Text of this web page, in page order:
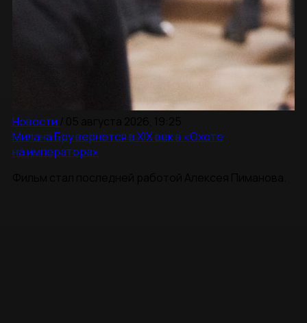
Новости
Милана Бру вернется в XIX век в «Охоте
на императора»